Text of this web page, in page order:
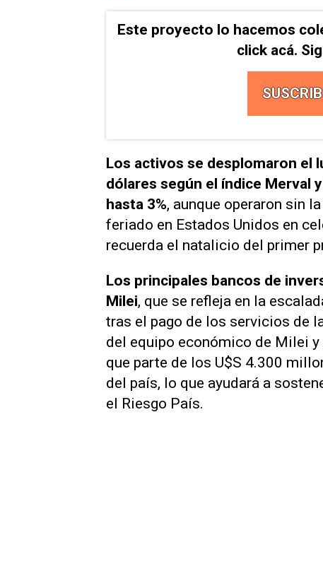
Este proyecto lo hacemos
click acá.
Los activos se desplomaron el
dólares según el índice Merval
hasta 3%, aunque operaron sin
feriado en Estados Unidos en
recuerda el natalicio del primer
Los principales bancos de
Milei, que se refleja en la
tras el pago de los servicios de
del equipo económico de Milei
que parte de los U$S 4.300
del país, lo que ayudará a
el Riesgo País.